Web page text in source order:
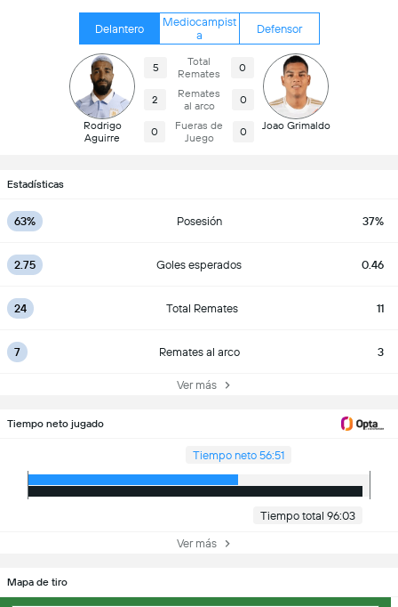
Delantero
Mediocampist
a
Defensor
Rodrigo
Aguirre
5
Total
Remates
0
2
Remates
al arco
0
0
Fueras de
Juego
0 Joao Grimaldo
Estadísticas
63% Posesión 37%
2.75 Goles esperados 0.46
24 Total Remates 11
7 Remates al arco 3
Ver más
Tiempo neto jugado
Tiempo neto 56:51
Tiempo total 96:03
Ver más
Mapa de tiro